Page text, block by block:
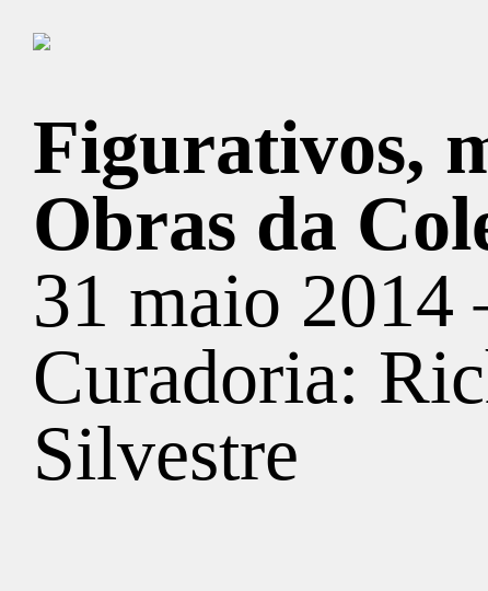
Figurativos,
Obras da
31 maio
Curadoria:
Silvestre